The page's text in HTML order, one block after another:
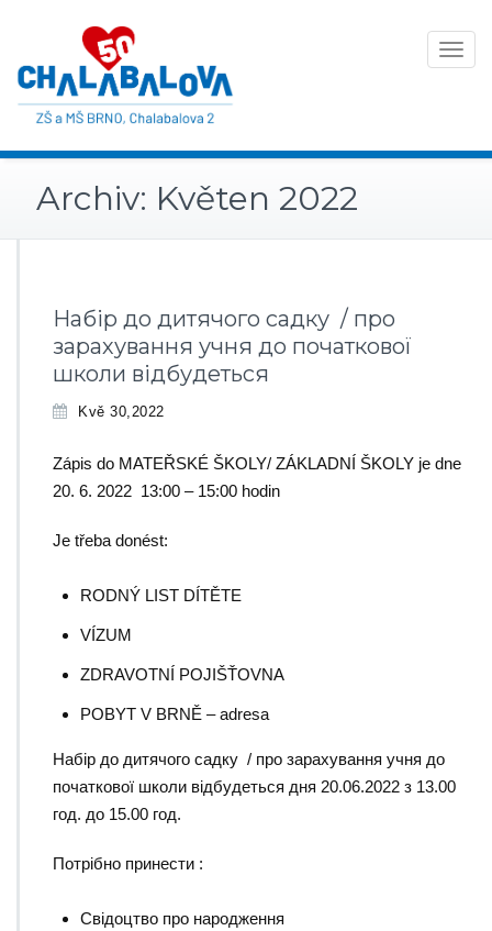
Toggle
Archiv: Květen 2022
Набір до дитячого садку / про
зарахування учня до початкової
школи відбудеться
Kvě 30,2022
Zápis do MATEŘSKÉ ŠKOLY/ ZÁKLADNÍ ŠKOLY je dne
20. 6. 2022 13:00 – 15:00 hodin
Je třeba donést:
RODNÝ LIST DÍTĚTE
VÍZUM
ZDRAVOTNÍ POJIŠŤOVNA
POBYT V BRNĚ – adresa
Набір до дитячого садку / про зарахування учня до
початкової школи відбудеться дня 20.06.2022 з 13.00
год. до 15.00 год.
Потрібно принести :
Свідоцтво про народження